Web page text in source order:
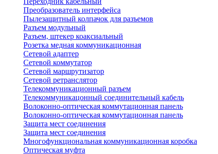
Преобразователь интерфейса
Пылезащитный колпачок для разъемов
Разъем модульный
Разъем, штекер коаксиальный
Розетка медная коммуникационная
Сетевой адаптер
Сетевой коммутатор
Сетевой маршрутизатор
Сетевой ретранслятор
Телекоммуникационный разъем
Телекоммуникацонный соединительный кабель
Волоконно-оптическая коммутационная панель
Волоконно-оптическая коммутационная панель
Защита мест соединения
Защита мест соединения
Многофункциональная коммуникационная коробка
Оптическая муфта